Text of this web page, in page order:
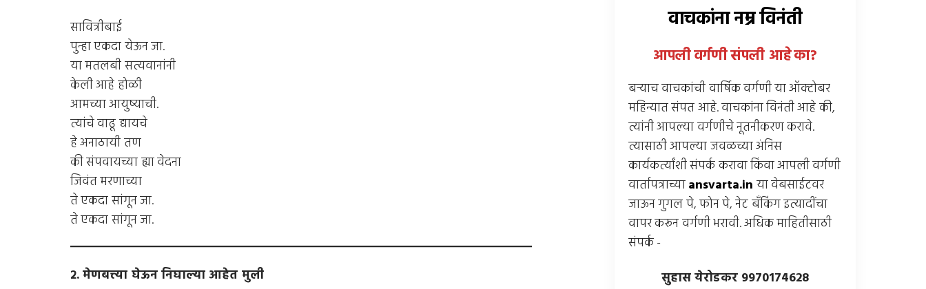
सावित्रीबाई
पुन्हा एकदा येऊन जा.
या मतलबी सत्यवानांनी
केली आहे होळी
आमच्या आयुष्याची.
त्यांचे वाढू द्यायचे
हे अनाठायी तण
की संपवायच्या ह्या वेदना
जिवंत मरणाच्या
ते एकदा सांगून जा.
ते एकदा सांगून जा.
२. मेणबत्त्या घेऊन निघाल्या आहेत मुली
वाचकांना नम्र विनंती
आपली वर्गणी संपली आहेका?
बर्‍याच वाचकांची वार्षिक वर्गणी या ऑक्टोबर
महिन्यात संपत आहे. वाचकांना विनंती आहे की,
त्यांनी आपल्या वर्गणीचे नूतनीकरण करावे.
त्यासाठी आपल्या जवळच्या अंनिस
कार्यकर्त्यांशी संपर्क करावा किंवा आपली वर्गणी
वार्तापत्राच्याansvarta.in या वेबसाईटवर
जाऊन गुगल पे, फोन पे, नेट बँकिंग इत्यादींचा
वापर करून वर्गणी भरावी. अधिक माहितीसाठी
संपर्क -
सुहास येरोडकर 9970174628